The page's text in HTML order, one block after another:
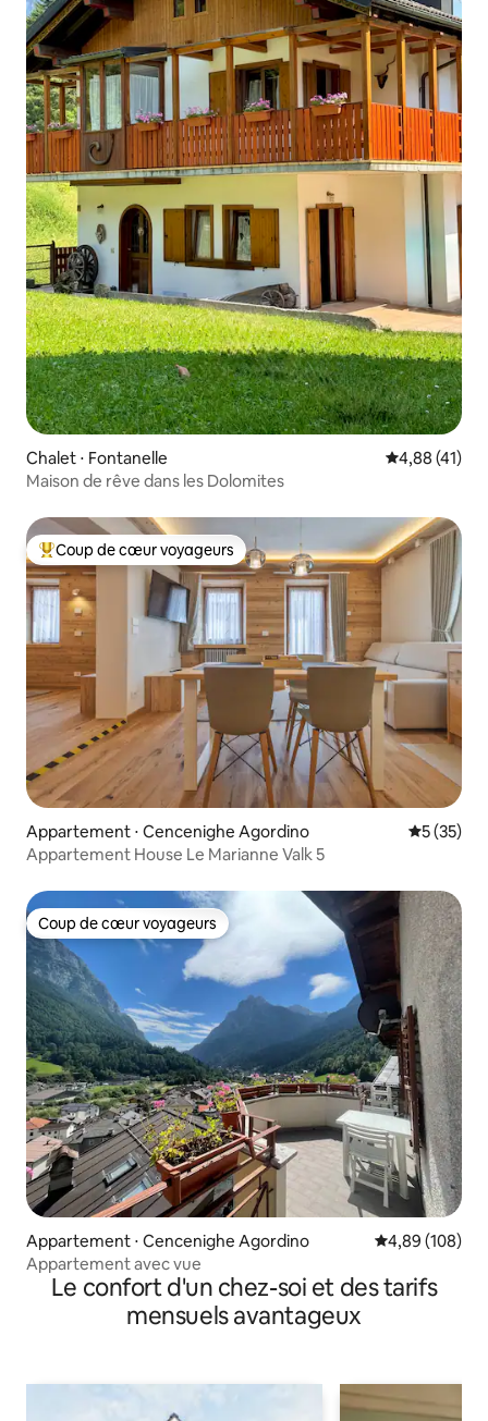
Chalet ⋅ Fontanelle Évaluation
4,88 (41)
Maison de rêve dans les Dolomites
Coups de cœur voyageurs les plus appréciés
Coup de cœur voyageurs
Appartement ⋅ Cencenighe Agordino
5 (35)
Appartement House Le Marianne Valk 5
Coup de cœur voyageurs
Coup de cœur voyageurs
Appartement ⋅ Cencenighe Agordino Évaluation
4,89 (108)
Appartement avec vue
Le confort d'un chez-soi et des tarifs
mensuels avantageux